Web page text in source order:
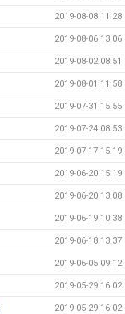
2019-08-08 11:28
2019-08-06 13:06
2019-08-02 08:51
2019-08-01 11:58
2019-07-31 15:55
2019-07-24 08:53
2019-07-17 15:19
2019-06-20 15:19
2019-06-20 13:08
2019-06-19 10:38
2019-06-18 13:37
2019-06-05 09:12
2019-05-29 16:02
2019-05-29 16:02